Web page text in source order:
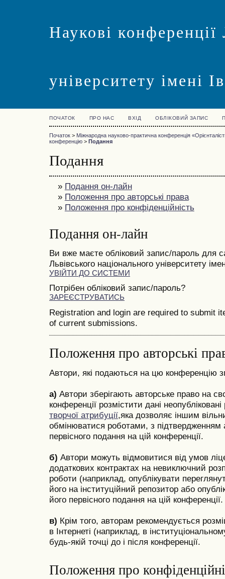
Наукові конференції
університету імені
ПОЧАТОК ПРО НАС ВХІД ОБЛІКОВИЙ ЗАПИС
Початок > Міжнародна науково-практична конференція
конференцію > Подання
Подання
» Подання он-лайн
» Положення про авторські права
» Положення про конфіденційність
Подання он-лайн
Ви вже маєте обліковий запис/пароль для
Львівського національного університету
УВІЙТИ ДО СИСТЕМИ
Потрібен обліковий запис/пароль?
ЗАРЕЄСТРУВАТИСЬ
Registration and login are required to submit
of current submissions.
Положення про авторські
Автори, які подаються на цю конференцію
a) Автори зберігають авторське право на
конференції розмiстити дані
творчої атрибуції,яка дозволяє іншим
обмінюватися роботами, з підтвердженням
первісного подання на цій конференції.
б) Автори можуть відмовитися від умов
додаткових контрактах на невиключний
роботи (наприклад, опублікувати
його на інституційний репозитор або
його первісного подання на цій конференції.
в) Крім того, авторам рекомендується
в Інтернеті (наприклад, в
будь-якій точці до і після конференції.
Положення про